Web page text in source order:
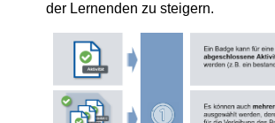
der Lernenden zu steigern.